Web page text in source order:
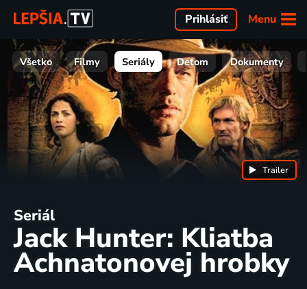
Menu
Prihlásiť
Všetko Filmy Seriály Deťom Dokumenty
Seriál
Jack Hunter: Kliatba
Achnatonovej hrobky
Trailer